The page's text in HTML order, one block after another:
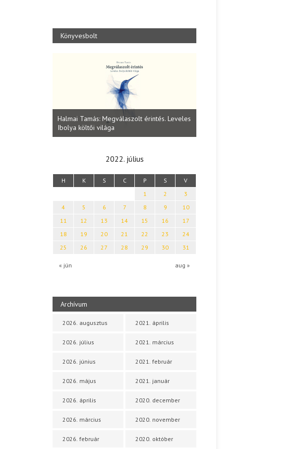
Könyvesbolt
Halmai Tamás: Megválaszolt érintés. Leveles
Ibolya költői világa
2022. július
H K S C P S V
« jún aug »
1 2
3
4
5 6 7 8 9
10
11
12 13 14 15 16
17
18
19 20 21 22 23
24
25
26 27 28 29 30 31
Archívum
2026. augusztus
2026. július
2026. június
2026. május
2026. április
2026. március
2026. február
2021. április
2021. március
2021. február
2021. január
2020. december
2020. november
2020. október